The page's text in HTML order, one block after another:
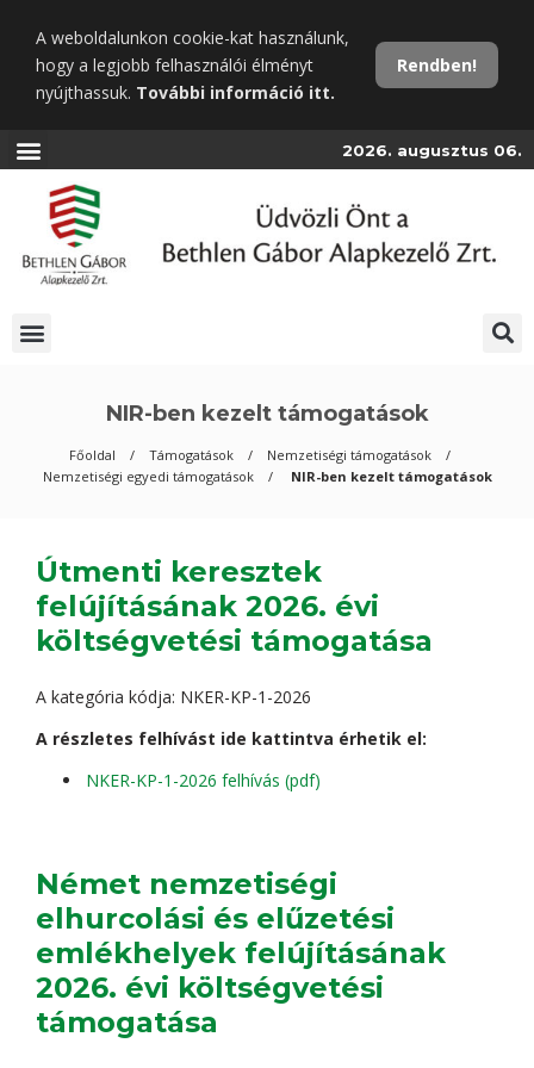
tartalomra
A weboldalunkon cookie-kat használunk,
hogy a legjobb felhasználói élményt
nyújthassuk. További információ itt.
Rendben!
2026. augusztus 06.
NIR-ben kezelt támogatások
Főoldal Támogatások
Nemzetiségi támogatások
Nemzetiségi egyedi támogatások
NIR-ben kezelt támogatások
Útmenti keresztek
felújításának 2026. évi
költségvetési támogatása
A kategória kódja: NKER-KP-1-2026
A részletes felhívást ide kattintva érhetik el:
NKER-KP-1-2026 felhívás (pdf)
Német nemzetiségi
elhurcolási és elűzetési
emlékhelyek felújításának
2026. évi költségvetési
támogatása